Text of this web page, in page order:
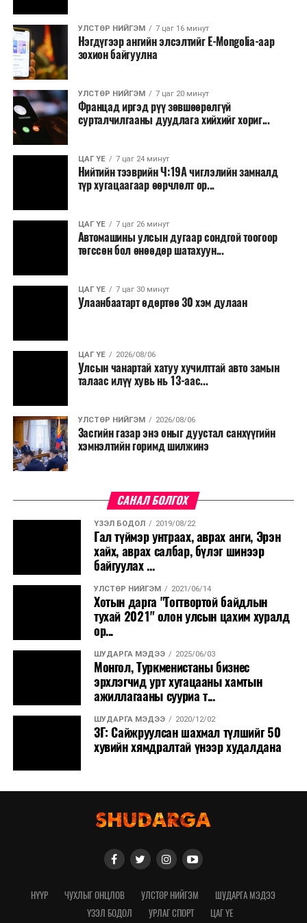
Хуулиар заавал мэдээлэхээс бусад кино,
контент, хэвлэлийн зардал;
Заавал олгохоос бусад тэтгэмж, урамшуулал.
Санхүүгийн хэмнэлтийн горимыг 2026 оны
арванхоёрдугаар сарын 31 хүртэл мөрдөнө. Харин
эрүүл мэндийн салбар уг хэмнэлтийн горимд
хамрагдахгүй бөгөөд цэцэрлэг, сургуулийн хүүхдийн
эрт илрүүлэг, вакцинжуулалт, томуу, томуу төст
өвчний эсрэг арга хэмжээ зэрэг зайлшгүй
үргэлжилнэ гэж Ерөнхий сайд Н.Учрал онцоллоо.
Мөн бүх шатны төсвийн ерөнхийлөн захирагч нарт
салбар бүрдээ урсгал зардлыг 20 хувиар бууруулах,
нөхөн томилгоо хийхгүй байх, аялал, амралт, зугаалга,
хамт олны урлаг, спортын арга хэмжээг зохион
байгуулахгүй байх, төрийн албанд шинэ орон тоо бий
сургалтыг цахим хэлбэрт шилжүүлэх, төрийн албан
хаагчдыг зарим өдрүүдэд цахимаар ажиллуулах арга
хэмжээг үргэлжлүүлэхийг үүрэг болголоо.
Төсвийн сахилга бат сайжирч, эдийн засгийн нөхцөл
байдал хэвийн болсон тохиолдолд эдгээр
хязгаарлалтыг үе шаттайгаар сулруулах юм.
УЛСТӨР НИЙГЭМ 7 цаг 16 минут
Нэгдүгээр ангийн элсэлтийг E-Mongolia-аар
зохион байгуулна
УЛСТӨР НИЙГЭМ 7 цаг 20 минут
Францад иргэд рүү зөвшөөрөлгүй
сурталчилгааны дуудлага хийхийг хориг...
ЦАГ ҮЕ 7 цаг 24 минут
Нийтийн тээврийн Ч:19А чиглэлийн замналд
түр хугацаагаар өөрчлөлт ор...
ЦАГ ҮЕ 7 цаг 26 минут
Автомашины улсын дугаар сондгой тоогоор
төгссөн бол өнөөдөр шатахуун...
ЦАГ ҮЕ 7 цаг 30 минут
Улаанбаатарт өдөртөө 30 хэм дулаан
ЦАГ ҮЕ 2026/08/06
Улсын чанартай хатуу хучилттай авто замын
талаас илүү хувь нь 13-аас...
УЛСТӨР НИЙГЭМ 2026/08/06
Засгийн газар энэ оныг дуустал санхүүгийн
хэмнэлтийн горимд шилжинэ
САНАЛ БОЛГОХ
ҮЗЭЛ БОДОЛ 2019/08/22
Гал түймэр унтраах, аврах анги, Эрэн
хайх, аврах салбар, бүлэг шинээр
байгуулах ...
УЛСТӨР НИЙГЭМ 2021/06/14
Хотын дарга "Тогтвортой байдлын
тухай 2021" олон улсын цахим хуралд
ор...
ШУДАРГА МЭДЭЭ 2025/06/03
Монгол, Туркменистаны бизнес
эрхлэгчид урт хугацааны хамтын
ажиллагааны сууриа т...
ШУДАРГА МЭДЭЭ 2020/12/02
ЗГ: Сайжруулсан шахмал түлшийг 50
хувийн хямдралтай үнээр худалдана
НҮҮР ЧУХЛЫГ ОНЦЛОВ УЛСТӨР НИЙГЭМ
ШУДАРГА МЭДЭЭ
ҮЗЭЛ БОДОЛ
УРЛАГ СПОРТ ЦАГ ҮЕ